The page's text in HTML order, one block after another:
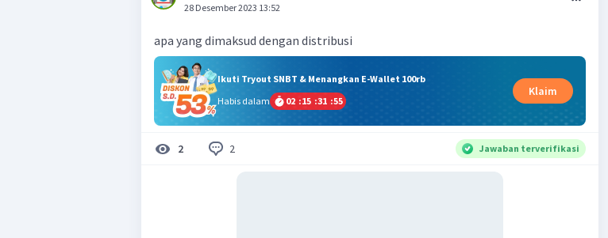
28 Desember 2023 13:52
apa yang dimaksud dengan distribusi
Ikuti Tryout SNBT & Menangkan E-Wallet 100rb
Habis dalam
02 :15 :31 :55
Klaim
2 2 Jawaban terverifikasi